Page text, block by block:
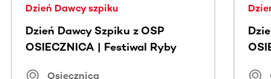
Dzień Dawcy szpiku
Dzień Dawcy Szpiku z OSP
OSIECZNICA | Festiwal Ryby
Osiecznica